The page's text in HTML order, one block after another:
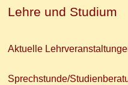
Lehre und Studium
Aktuelle
Sprechstunde/